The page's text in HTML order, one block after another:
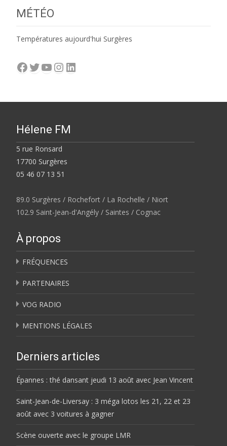
MÉTÉO
Températures aujourd'hui Surgères
Facebook
Twitter
YouTube
Instagram
LinkedIn
Hélene FM
5 rue Ronsard
17700 Surgères
05 46 07 13 51
89.0 Surgères / Rochefort / La Rochelle / Niort
102.9 Saint-Jean-d'Angély / Saintes / Cognac
À propos
FRÉQUENCES
PARTENAIRES
VOG RADIO
MENTIONS LÉGALES
Derniers articles
Épannes : thé dansant jeudi 13 août avec Jean Vincent
Saint-Jean-de-Liversay : 3 méga lotos les 21, 22 et 23
août avec 3 voitures à gagner
Scène ouverte avec le groupe LMR